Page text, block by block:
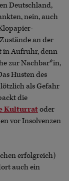
Deutschland,
nein, auch
an der
in Aufruhr, denn
zur Nachbar*in,
Husten des
als Gefahr
die
Kulturratoder
vor Insolvenzen
erfolgreich)
auch ein